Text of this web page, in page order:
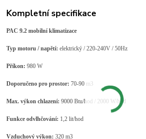
Kompletní specifikace
PAC 9.2 mobilní klimatizace
Typ motoru / napětí: elektrický / 220-240V / 50Hz
Příkon: 980 W
Doporučeno pro prostor: 70-90 m3
Max. výkon chlazení: 9000 Btu/hod / 2000 W/hod
Funkce odvlhčování: 1,2 lit/hod
Vzduchový výkon: 320 m3